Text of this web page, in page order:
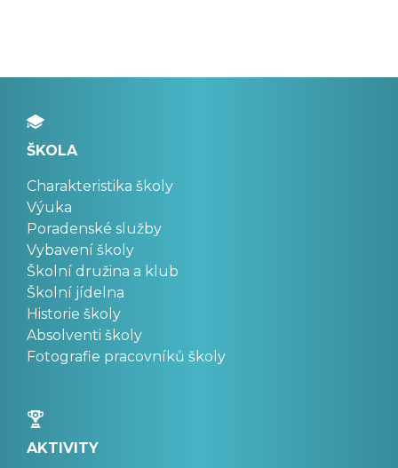
ŠKOLA
Charakteristika školy
Výuka
Poradenské služby
Vybavení školy
Školní družina a klub
Školní jídelna
Historie školy
Absolventi školy
Fotografie pracovníků školy
AKTIVITY